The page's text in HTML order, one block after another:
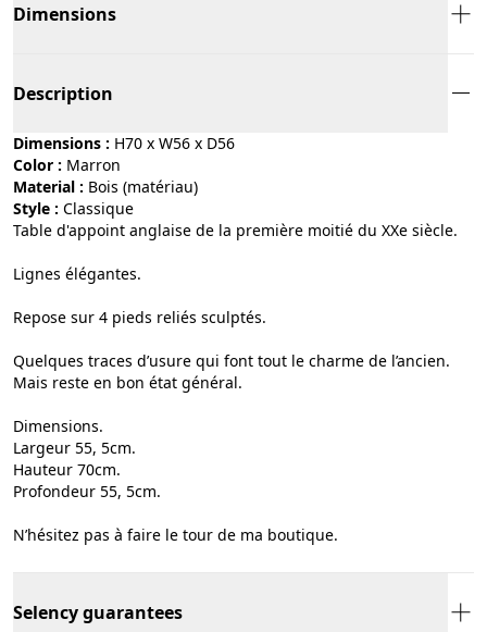
Dimensions
Description
Dimensions : H70 x W56 x D56
Color :
marron
Material :
bois (matériau)
Style :
classique
Table d'appoint anglaise de la première moitié du XXe siècle.
Lignes élégantes.
Repose sur 4 pieds reliés sculptés.
Quelques traces d’usure qui font tout le charme de l’ancien.
Mais reste en bon état général.
Dimensions.
Largeur 55, 5cm.
Hauteur 70cm.
Profondeur 55, 5cm.
N’hésitez pas à faire le tour de ma boutique.
Selency guarantees